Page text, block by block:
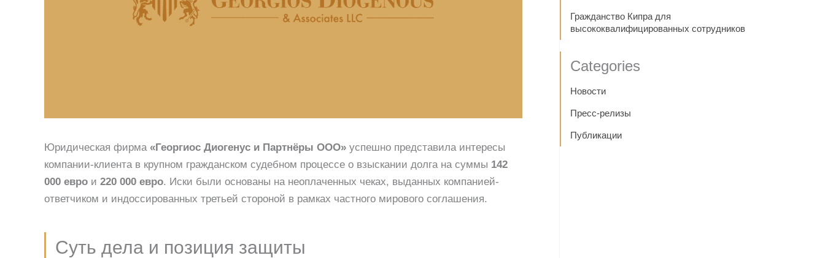
Юридическая фирма «Георгиос Диогенус и Партнёры ООО» успешно представила интересы
компании-клиента в крупном гражданском судебном процессе о взыскании долга на суммы 142
000 евро и 220 000 евро. Иски были основаны на неоплаченных чеках, выданных компанией-
ответчиком и индоссированных третьей стороной в рамках частного мирового соглашения.
Суть дела и позиция защиты
Гражданство Кипра для
высококвалифицированных сотрудников
Categories
Новости
Пресс-релизы
Публикации